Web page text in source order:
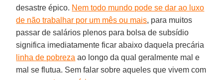
desastre épico. Nem todo mundo pode se dar ao luxo
de não trabalhar por um mês ou mais, para muitos
passar de salários plenos para bolsa de subsídio
significa imediatamente ficar abaixo daquela precária
linha de pobreza ao longo da qual geralmente mal e
mal se flutua. Sem falar sobre aqueles que vivem com